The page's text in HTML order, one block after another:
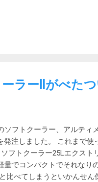
がします。 そして、レイ
というか正直NECより良か
Nanoを実家やテレワーク
20dBm(FCC) /
フォルトドライバー とり
して劇的に遅いですが、
ラーⅡがべた
ソフトクーラー、アルティ
注しました。 これまで使
フトクーラー25Lエクスト
量でコンパクトでそれなり
比べてしまうといかんせん